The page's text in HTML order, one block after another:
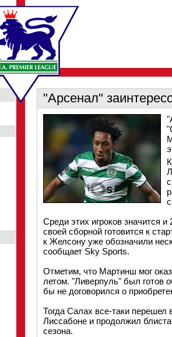
"Арсенал"
Среди этих игроков значится
своей сборной готовится к
к Желсону уже обозначили
сообщает Sky Sports.
Отметим, что Мартинш мог
летом. "Ливерпуль" был готов
бы не договорился о
Тогда Салах все-таки
Лиссабоне и продолжил
сезона.